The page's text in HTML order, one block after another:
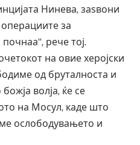
Нинева, заѕвони
за
рече тој.
на овие херојски
од бруталноста и
волја, ќе се
на Мосул, каде што
ослободувањето и